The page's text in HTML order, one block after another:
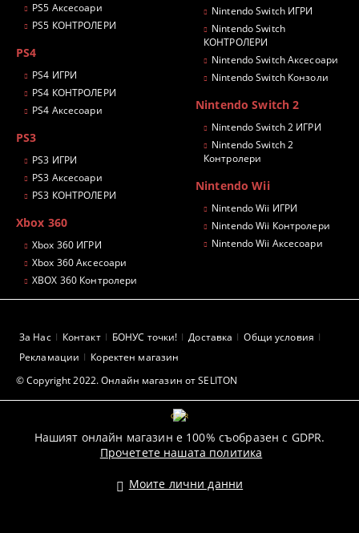
PS5 Аксесоари
PS5 КОНТРОЛЕРИ
PS4
PS4 ИГРИ
PS4 КОНТРОЛЕРИ
PS4 Аксесоари
PS3
PS3 ИГРИ
PS3 Аксесоари
PS3 КОНТРОЛЕРИ
Xbox 360
Xbox 360 ИГРИ
Xbox 360 Аксесоари
XBOX 360 Контролери
Nintendo Switch ИГРИ
Nintendo Switch
КОНТРОЛЕРИ
Nintendo Switch Аксесоари
Nintendo Switch Конзоли
Nintendo Switch 2
Nintendo Switch 2 ИГРИ
Nintendo Switch 2
Контролери
Nintendo Wii
Nintendo Wii ИГРИ
Nintendo Wii Контролери
Nintendo Wii Аксесоари
© Copyright 2022. Онлайн магазин от SELITON
За Нас Контакт БОНУС точки! Доставка
Общи условия
Рекламации
Коректен магазин
GDPR
Нашият онлайн магазин е 100% съобразен с GDPR.
Прочетете нашата политика
Моите лични данни